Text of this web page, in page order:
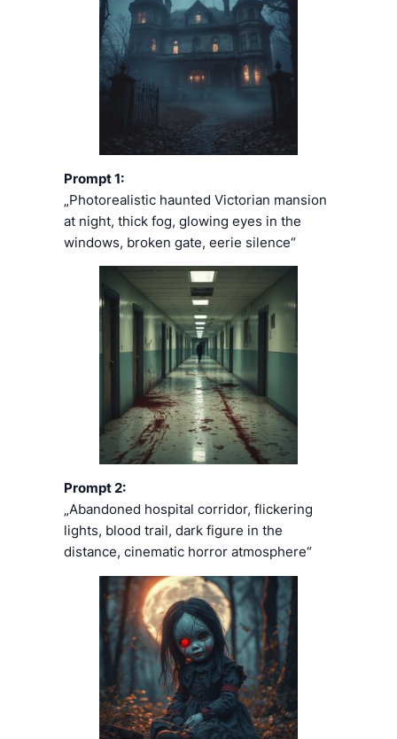
Prompt 1:
„Photorealistic haunted Victorian mansion
at night, thick fog, glowing eyes in the
windows, broken gate, eerie silence“
Prompt 2:
„Abandoned hospital corridor, flickering
lights, blood trail, dark figure in the
distance, cinematic horror atmosphere“